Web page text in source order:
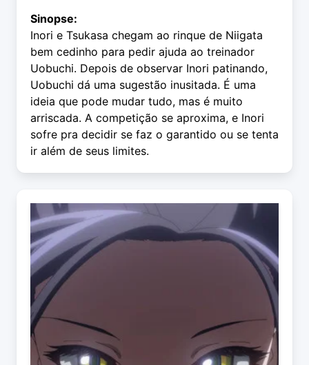
Sinopse:
Inori e Tsukasa chegam ao rinque de Niigata
bem cedinho para pedir ajuda ao treinador
Uobuchi. Depois de observar Inori patinando,
Uobuchi dá uma sugestão inusitada. É uma
ideia que pode mudar tudo, mas é muito
arriscada. A competição se aproxima, e Inori
sofre pra decidir se faz o garantido ou se tenta
ir além de seus limites.